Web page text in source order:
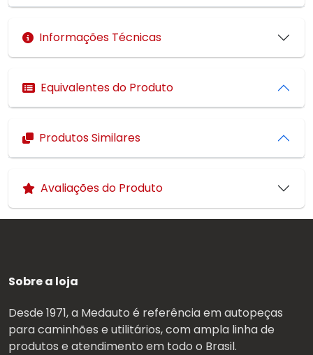
Informações Técnicas
Equivalentes do Produto
Produtos Similares
Avaliações do Produto
Sobre a loja
Desde 1971, a Medauto é referência em autopeças
para caminhões e utilitários, com ampla linha de
produtos e atendimento em todo o Brasil.